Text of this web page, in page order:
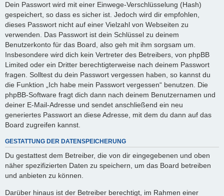
Dein Passwort wird mit einer Einwege-Verschlüsselung (Hash)
gespeichert, so dass es sicher ist. Jedoch wird dir empfohlen,
dieses Passwort nicht auf einer Vielzahl von Webseiten zu
verwenden. Das Passwort ist dein Schlüssel zu deinem
Benutzerkonto für das Board, also geh mit ihm sorgsam um.
Insbesondere wird dich kein Vertreter des Betreibers, von phpBB
Limited oder ein Dritter berechtigterweise nach deinem Passwort
fragen. Solltest du dein Passwort vergessen haben, so kannst du
die Funktion „Ich habe mein Passwort vergessen“ benutzen. Die
phpBB-Software fragt dich dann nach deinem Benutzernamen und
deiner E-Mail-Adresse und sendet anschließend ein neu
generiertes Passwort an diese Adresse, mit dem du dann auf das
Board zugreifen kannst.
GESTATTUNG DER DATENSPEICHERUNG
Du gestattest dem Betreiber, die von dir eingegebenen und oben
näher spezifizierten Daten zu speichern, um das Board betreiben
und anbieten zu können.
Darüber hinaus ist der Betreiber berechtigt, im Rahmen einer